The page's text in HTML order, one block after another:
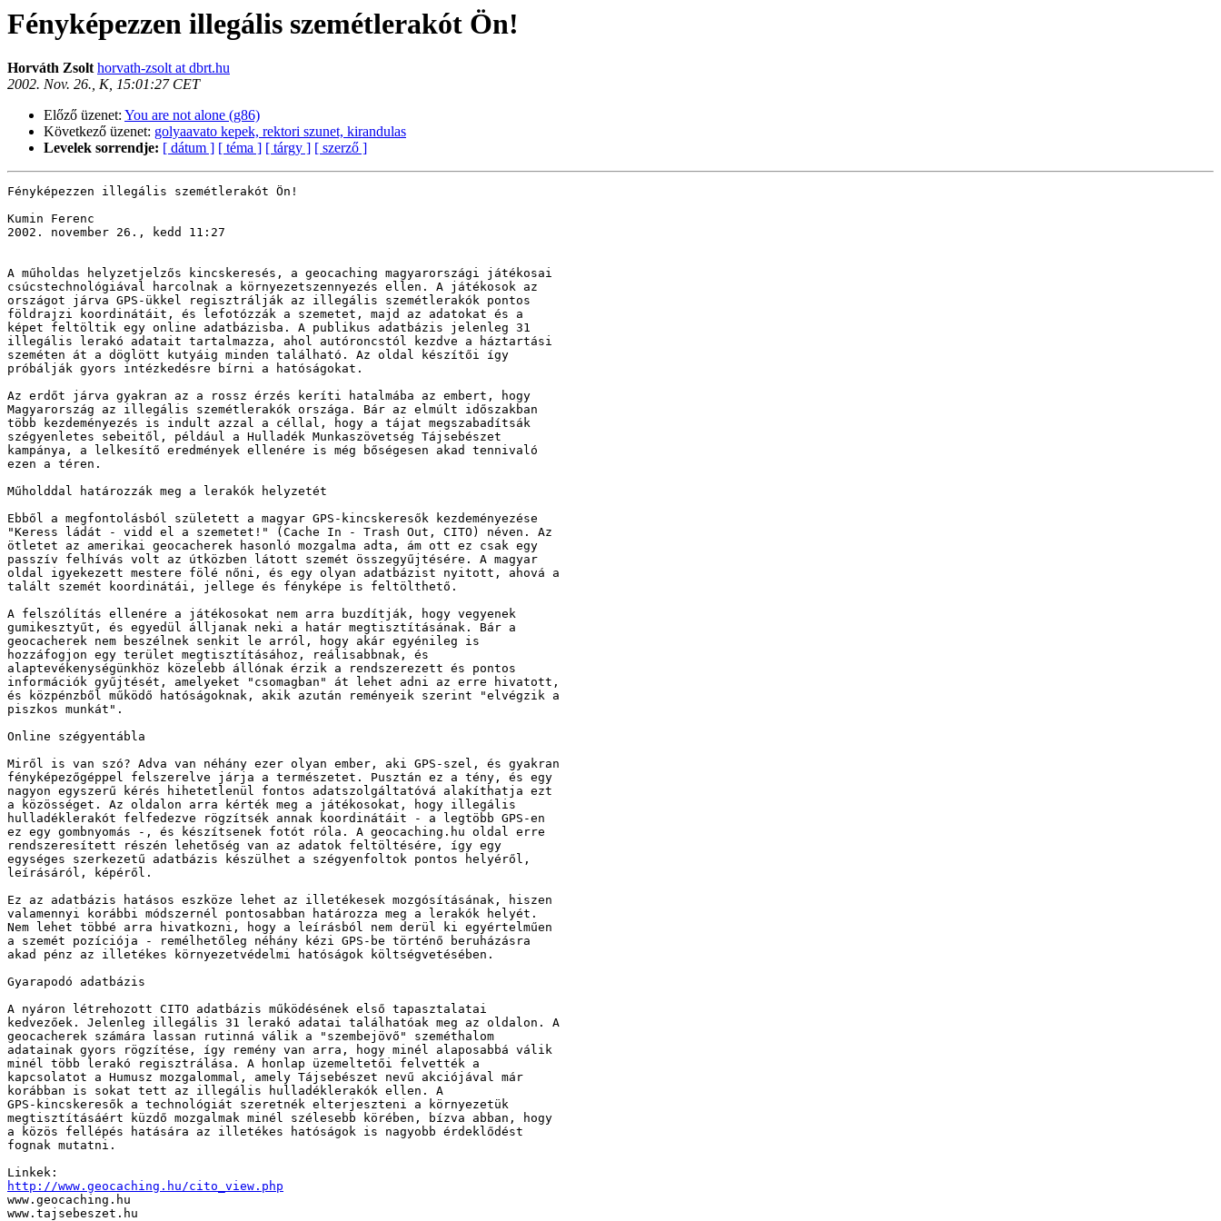
Fényképezzen illegális szemétlerakót Ön!
Horváth Zsolthorvath-zsolt at dbrt.hu
2002. Nov. 26., K, 15:01:27 CET
Előző üzenet: You are not alone (g86)
Következő üzenet: golyaavato kepek, rektori szunet, kirandulas
Levelek sorrendje: [ dátum ] [ téma ] [ tárgy ] [ szerző ]
Fényképezzen illegális szemétlerakót Ön!
Kumin Ferenc
2002. november 26., kedd 11:27
A műholdas helyzetjelzős kincskeresés, a geocaching magyarországi játékosai
csúcstechnológiával harcolnak a környezetszennyezés ellen. A játékosok az
országot járva GPS-ükkel regisztrálják az illegális szemétlerakók pontos
földrajzi koordinátáit, és lefotózzák a szemetet, majd az adatokat és a
képet feltöltik egy online adatbázisba. A publikus adatbázis jelenleg 31
illegális lerakó adatait tartalmazza, ahol autóroncstól kezdve a háztartási
szeméten át a döglött kutyáig minden található. Az oldal készítői így
próbálják gyors intézkedésre bírni a hatóságokat.
Az erdőt járva gyakran az a rossz érzés keríti hatalmába az embert, hogy
Magyarország az illegális szemétlerakók országa. Bár az elmúlt időszakban
több kezdeményezés is indult azzal a céllal, hogy a tájat megszabadítsák
szégyenletes sebeitől, például a Hulladék Munkaszövetség Tájsebészet
kampánya, a lelkesítő eredmények ellenére is még bőségesen akad tennivaló
ezen a téren.
Műholddal határozzák meg a lerakók helyzetét
Ebből a megfontolásból született a magyar GPS-kincskeresők kezdeményezése
"Keress ládát - vidd el a szemetet!" (Cache In - Trash Out, CITO) néven. Az
ötletet az amerikai geocacherek hasonló mozgalma adta, ám ott ez csak egy
passzív felhívás volt az útközben látott szemét összegyűjtésére. A magyar
oldal igyekezett mestere fölé nőni, és egy olyan adatbázist nyitott, ahová a
talált szemét koordinátái, jellege és fényképe is feltölthető.
A felszólítás ellenére a játékosokat nem arra buzdítják, hogy vegyenek
gumikesztyűt, és egyedül álljanak neki a határ megtisztításának. Bár a
geocacherek nem beszélnek senkit le arról, hogy akár egyénileg is
hozzáfogjon egy terület megtisztításához, reálisabbnak, és
alaptevékenységünkhöz közelebb állónak érzik a rendszerezett és pontos
információk gyűjtését, amelyeket "csomagban" át lehet adni az erre hivatott,
és közpénzből működő hatóságoknak, akik azután reményeik szerint "elvégzik a
piszkos munkát".
Online szégyentábla
Miről is van szó? Adva van néhány ezer olyan ember, aki GPS-szel, és gyakran
fényképezőgéppel felszerelve járja a természetet. Pusztán ez a tény, és egy
nagyon egyszerű kérés hihetetlenül fontos adatszolgáltatóvá alakíthatja ezt
a közösséget. Az oldalon arra kérték meg a játékosokat, hogy illegális
hulladéklerakót felfedezve rögzítsék annak koordinátáit - a legtöbb GPS-en
ez egy gombnyomás -, és készítsenek fotót róla. A geocaching.hu oldal erre
rendszeresített részén lehetőség van az adatok feltöltésére, így egy
egységes szerkezetű adatbázis készülhet a szégyenfoltok pontos helyéről,
leírásáról, képéről.
Ez az adatbázis hatásos eszköze lehet az illetékesek mozgósításának, hiszen
valamennyi korábbi módszernél pontosabban határozza meg a lerakók helyét.
Nem lehet többé arra hivatkozni, hogy a leírásból nem derül ki egyértelműen
a szemét pozíciója - remélhetőleg néhány kézi GPS-be történő beruházásra
akad pénz az illetékes környezetvédelmi hatóságok költségvetésében.
Gyarapodó adatbázis
A nyáron létrehozott CITO adatbázis működésének első tapasztalatai
kedvezőek. Jelenleg illegális 31 lerakó adatai találhatóak meg az oldalon. A
geocacherek számára lassan rutinná válik a "szembejövő" szeméthalom
adatainak gyors rögzítése, így remény van arra, hogy minél alaposabbá válik
minél több lerakó regisztrálása. A honlap üzemeltetői felvették a
kapcsolatot a Humusz mozgalommal, amely Tájsebészet nevű akciójával már
korábban is sokat tett az illegális hulladéklerakók ellen. A
GPS-kincskeresők a technológiát szeretnék elterjeszteni a környezetük
megtisztításáért küzdő mozgalmak minél szélesebb körében, bízva abban, hogy
a közös fellépés hatására az illetékes hatóságok is nagyobb érdeklődést
fognak mutatni.
http://www.geocaching.hu/cito_view.php
www.geocaching.hu
www.tajsebeszet.hu